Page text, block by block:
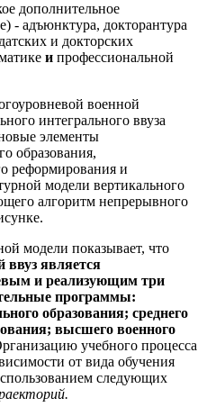
дополнительное
- адъюнктура, докторантура
и докторских
и профессиональной
военной
интегрального ввуза
элементы
образования,
реформирования и
модели вертикального
алгоритм непрерывного
модели показывает, что
является
и реализующим три
программы:
образования; среднего
высшего военного
учебного процесса
от вида обучения
следующих